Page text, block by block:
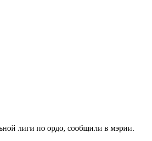
лиги по ордо, сообщили в мэрии.